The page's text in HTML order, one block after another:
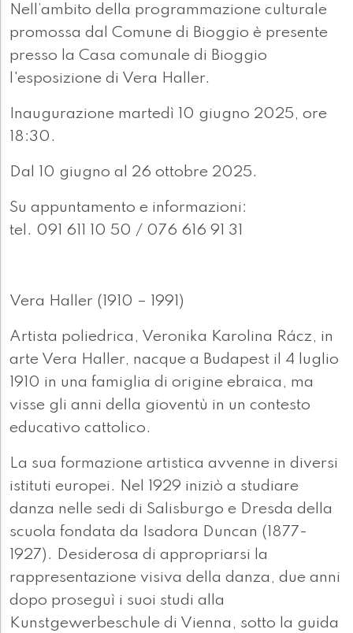
Nell’ambito della programmazione culturale
promossa dal Comune di Bioggio è presente
presso la Casa comunale di Bioggio
l'esposizione di Vera Haller.
Inaugurazione martedì 10 giugno 2025, ore
18:30.
Dal 10 giugno al 26 ottobre 2025.
Su appuntamento e informazioni:
tel. 091 611 10 50 / 076 616 91 31
Vera Haller (1910 – 1991)
Artista poliedrica, Veronika Karolina Rácz, in
arte Vera Haller, nacque a Budapest il 4 luglio
1910 in una famiglia di origine ebraica, ma
visse gli anni della gioventù in un contesto
educativo cattolico.
La sua formazione artistica avvenne in diversi
istituti europei. Nel 1929 iniziò a studiare
danza nelle sedi di Salisburgo e Dresda della
scuola fondata da Isadora Duncan (1877-
1927). Desiderosa di appropriarsi la
rappresentazione visiva della danza, due anni
dopo proseguì i suoi studi alla
Kunstgewerbeschule di Vienna, sotto la guida